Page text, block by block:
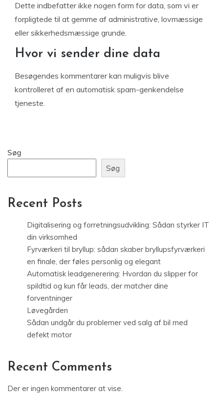
Dette indbefatter ikke nogen form for data, som vi er
forpligtede til at gemme af administrative, lovmæssige
eller sikkerhedsmæssige grunde.
Hvor vi sender dine data
Besøgendes kommentarer kan muligvis blive
kontrolleret af en automatisk spam-genkendelse
tjeneste.
Søg
Søg
Recent Posts
Digitalisering og forretningsudvikling: Sådan styrker IT
din virksomhed
Fyrværkeri til bryllup: sådan skaber bryllupsfyrværkeri
en finale, der føles personlig og elegant
Automatisk leadgenerering: Hvordan du slipper for
spildtid og kun får leads, der matcher dine
forventninger
Løvegården
Sådan undgår du problemer ved salg af bil med
defekt motor
Recent Comments
Der er ingen kommentarer at vise.